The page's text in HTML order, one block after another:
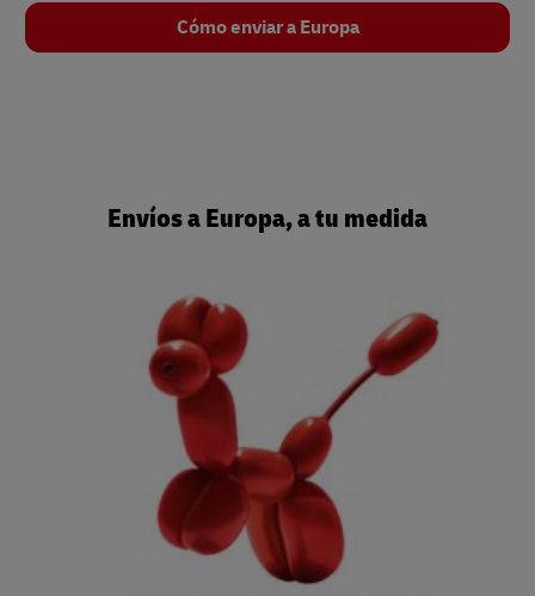
Cómo enviar a Europa
Envíos a Europa, a tu medida